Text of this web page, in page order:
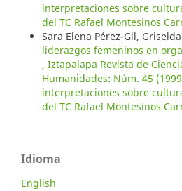
interpretaciones sobre
del TC Rafael Montesinos
Sara Elena Pérez-Gil,
liderazgos femeninos en
, Iztapalapa Revista de
Humanidades: Núm. 45
interpretaciones sobre
del TC Rafael Montesinos
Idioma
English